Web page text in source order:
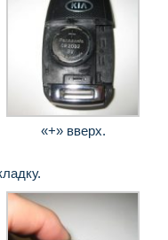
«+» вверх.